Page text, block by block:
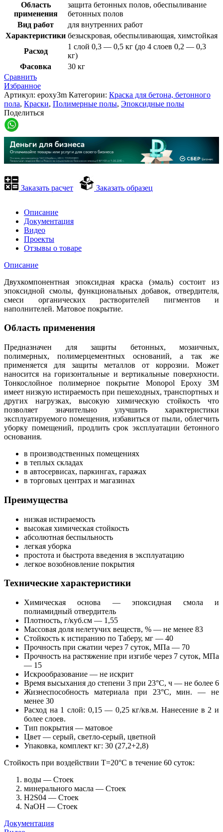
Область
применения
защита бетонных полов, обеспыливание
бетонных полов
Вид работ
для внутренних работ
Характеристики безыскровая, обеспыливающая, химстойкая
Расход
1 слой 0,3 — 0,5 кг (до 4 слоев 0,2 — 0,3
кг)
Фасовка
30 кг
Сравнить
Избранное
Артикул: epoxy3m Категории: Краска для бетона, бетонного
пола, Краски, Полимерные полы, Эпоксидные полы
Поделиться
Заказать расчет Заказать образец
Описание
Документация
Видео
Проекты
Отзывы о товаре
Описание
Двухкомпонентная эпоксидная краска (эмаль) состоит из
эпоксидной смолы, функциональных добавок, отвердителя,
смеси органических растворителей пигментов и
наполнителей. Матовое покрытие.
Область применения
Предназначен для защиты бетонных, мозаичных,
полимерных, полимерцементных оснований, а так же
применяется для защиты металлов от коррозии. Может
наносится на горизонтальные и вертикальные поверхности.
Тонкослойное полимерное покрытие Monopol Epoxy 3M
имеет низкую истираемость при пешеходных, транспортных и
других нагрузках, высокую химическую стойкость что
позволяет значительно улучшить характеристики
эксплуатируемого помещения, избавиться от пыли, облегчить
уборку помещений, продлить срок эксплуатации бетонного
основания.
в производственных помещениях
в теплых складах
в автосервисах, паркингах, гаражах
в торговых центрах и магазинах
Преимущества
низкая истираемость
высокая химическая стойкость
абсолютная беспыльность
легкая уборка
простота и быстрота введения в эксплуатацию
легкое возобновление покрытия
Технические характеристики
Химическая основа — эпоксидная смола и
полиамидный отвердитель
Плотность, г/куб.см — 1,55
Массовая доля нелетучих веществ, % — не менее 83
Стойкость к истиранию по Таберу, мг — 40
Прочность при сжатии через 7 суток, МПа — 70
Прочность на растяжение при изгибе через 7 суток, МПа
— 15
Искрообразование — не искрит
Время высыхания до степени 3 при 23°С, ч — не более 6
Жизнеспособность материала при 23°С, мин. — не
менее 30
Расход на 1 слой: 0,15 — 0,25 кг/кв.м. Нанесение в 2 и
более слоев.
Тип покрытия — матовое
Цвет — серый, светло-серый, цветной
Упаковка, комплект кг: 30 (27,2+2,8)
Стойкость при воздействии T=20°С в течение 60 суток:
воды — Стоек
минерального масла — Стоек
H2S04 — Стоек
NaOH — Стоек
Документация